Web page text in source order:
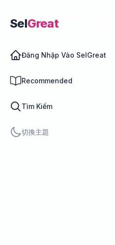
SelGreat
Đăng Nhập Vào SelGreat
Recommended
Tìm Kiếm
切換主題